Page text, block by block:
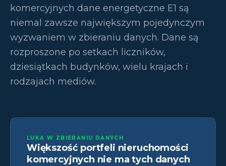
komercyjnych dane energetyczne E1 są
niemal zawsze największym pojedynczym
wyzwaniem w zbieraniu danych. Dane są
rozproszone po setkach liczników,
dziesiątkach budynków, wielu krajach i
rodzajach mediów.
LUKA W ZBIERANIU DANYCH
Większość portfeli nieruchomości
komercyjnych nie ma tych danych